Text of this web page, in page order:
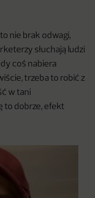
nie brak odwagi,
słuchają ludzi
coś nabiera
trzeba to robić z
w tani
to dobrze, efekt